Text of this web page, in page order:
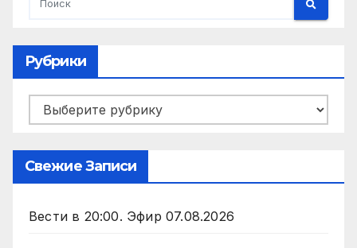
Рубрики
Рубрики
Свежие Записи
Вести в 20:00. Эфир 07.08.2026